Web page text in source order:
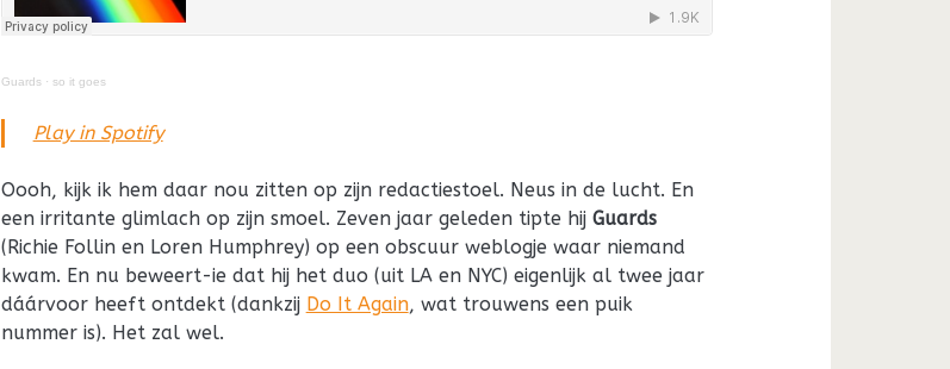
Guards· so it goes
Play in Spotify
Oooh, kijk ik hem daar nou zitten op zijn redactiestoel. Neus in de lucht. En
een irritante glimlach op zijn smoel. Zeven jaar geleden tipte hij Guards
(Richie Follin en Loren Humphrey) op een obscuur weblogje waar niemand
kwam. En nu beweert-ie dat hij het duo (uit LA en NYC) eigenlijk al twee jaar
dáárvoor heeft ontdekt (dankzij Do It Again, wat trouwens een puik
nummer is). Het zal wel.